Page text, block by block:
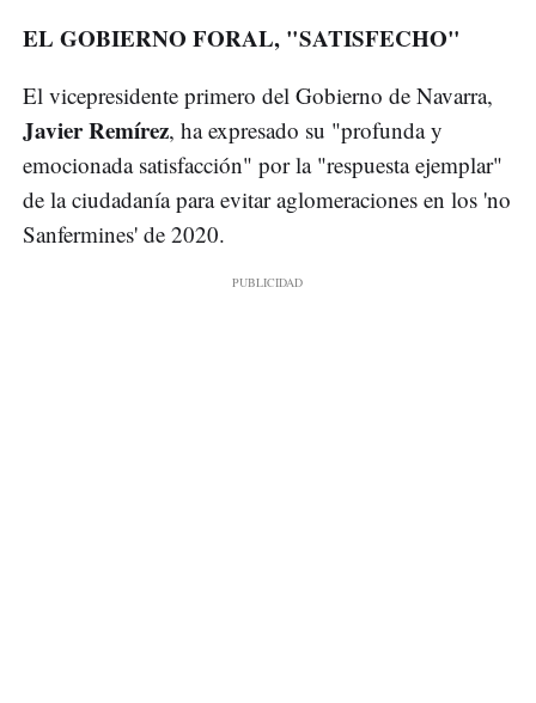
EL GOBIERNO FORAL, "SATISFECHO"
El vicepresidente primero del Gobierno de Navarra,
Javier Remírez, ha expresado su "profunda y
emocionada satisfacción" por la "respuesta ejemplar"
de la ciudadanía para evitar aglomeraciones en los 'no
Sanfermines' de 2020.